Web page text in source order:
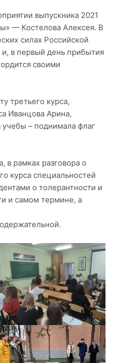
выпускника 2021
— Костелова Алексея. В
силах Российской
в первый день прибытия
своими
третьего курса,
Иванцова Арина,
учебы – поднимала флаг
в рамках разговора о
курса специальностей
о толерантности и
и самом термине, а